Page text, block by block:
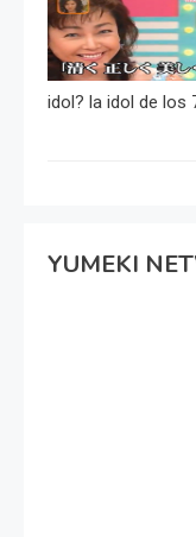
idol? la idol de los
YUMEKI